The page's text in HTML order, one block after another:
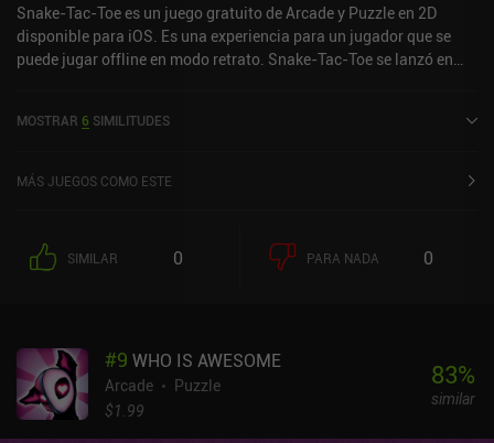
Snake-Tac-Toe es un juego gratuito de Arcade y Puzzle en 2D
disponible para iOS. Es una experiencia para un jugador que se
puede jugar offline en modo retrato. Snake-Tac-Toe se lanzó en
MOSTRAR 6 SIMILITUDES
MÁS JUEGOS COMO ESTE
SIMILAR 0 PARA NADA 0
#9 WHO IS AWESOME
Arcade
Puzzle
$1.99
83%
similar